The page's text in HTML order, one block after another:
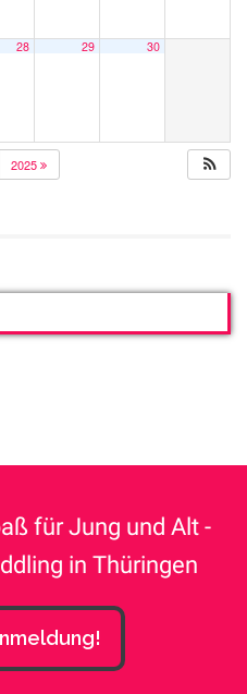
28 29 30
2025
für Jung und Alt -
in Thüringen